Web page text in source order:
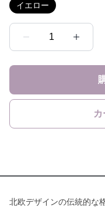
イエロー
1
北欧デザインの伝統的な